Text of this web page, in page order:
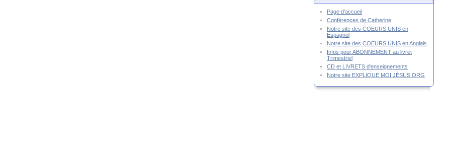
Page d'accueil
Conférences de Catherine
Notre site des COEURS UNIS en
Espagnol
Notre site des COEURS UNIS en Anglais
Infos pour ABONNEMENT au livret
Trimestriel
CD et LIVRETS d'enseignements
Notre site EXPLIQUE MOI JÉSUS.ORG